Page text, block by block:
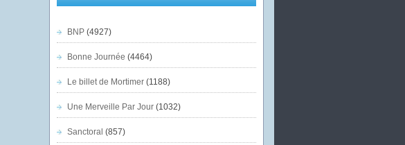
BNP(4927)
Bonne Journée (4464)
Le billet de Mortimer(1188)
Une Merveille Par Jour(1032)
Sanctoral (857)